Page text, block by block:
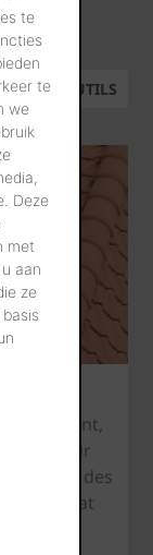
te
te
we
Deze
met
aan
ze
LES OUTILS
parement,
choix sur
tester des
le résultat